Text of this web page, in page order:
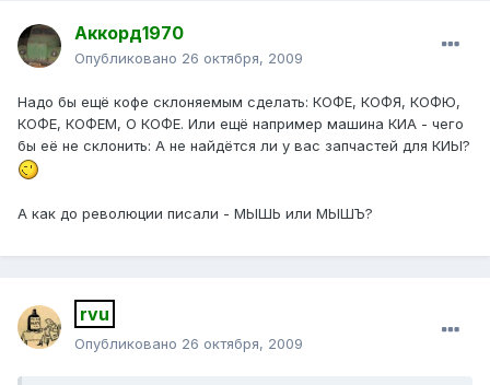
Аккорд1970
Опубликовано 26 октября, 2009
Надо бы ещё кофе склоняемым сделать: КОФЕ, КОФЯ, КОФЮ,
КОФЕ, КОФЕМ, О КОФЕ. Или ещё например машина КИА - чего
бы её не склонить: А не найдётся ли у вас запчастей для КИЫ?
А как до революции писали - МЫШЬ или МЫШЪ?
rvu
Опубликовано 26 октября, 2009